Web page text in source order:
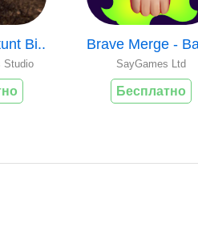
Bi..
Studio
Brave Merge -
SayGames Ltd
Бесплатно